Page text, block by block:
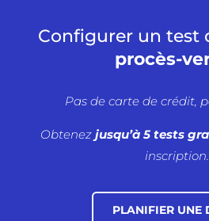
Configurer un test
procès-
Pas de carte de crédit,
Obtenezjusqu’à 5 tests
inscription.
PLANIFIER UNE